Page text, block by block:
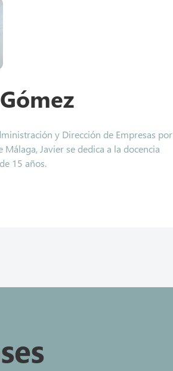
y Dirección de Empresas por
Málaga, Javier se dedica a la docencia
15 años.